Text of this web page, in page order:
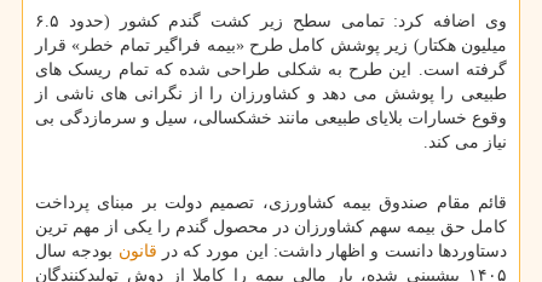
وی اضافه کرد: تمامی سطح زیر کشت گندم کشور (حدود ۶.۵
میلیون هکتار) زیر پوشش کامل طرح «بیمه فراگیر تمام خطر» قرار
گرفته است. این طرح به شکلی طراحی شده که تمام ریسک های
طبیعی را پوشش می دهد و کشاورزان را از نگرانی های ناشی از
وقوع خسارات بلایای طبیعی مانند خشکسالی، سیل و سرمازدگی بی
نیاز می کند.
قائم مقام صندوق بیمه کشاورزی، تصمیم دولت بر مبنای پرداخت
کامل حق بیمه سهم کشاورزان در محصول گندم را یکی از مهم ترین
دستاوردها دانست و اظهار داشت: این مورد که در قانون بودجه سال
۱۴۰۵ پیشبینی شده، بار مالی بیمه را کاملا از دوش تولیدکنندگان